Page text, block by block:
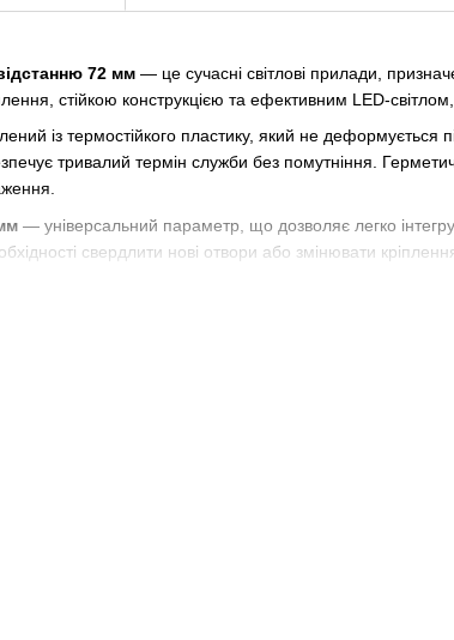
72 мм — це сучасні світлові прилади,
стійкою конструкцією та ефективним LED-
із термостійкого пластику, який не
тривалий термін служби без помутніння.
— універсальний параметр, що дозволяє легко
свердлити нові отвори або змінювати